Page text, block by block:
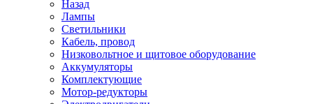
Назад
Лампы
Светильники
Кабель, провод
Низковольтное и щитовое оборудование
Аккумуляторы
Комплектующие
Мотор-редукторы